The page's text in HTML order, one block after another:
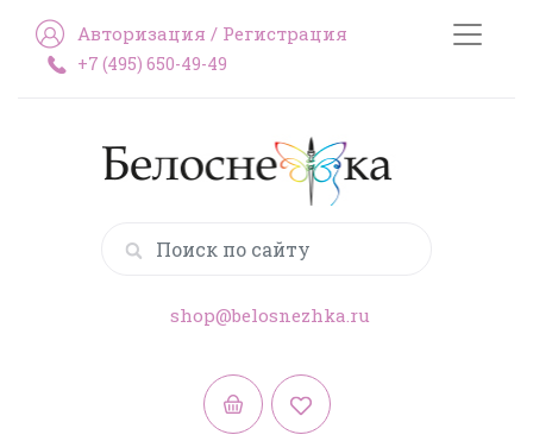
Авторизация / Регистрация
+7 (495) 650-49-49
shop@belosnezhka.ru